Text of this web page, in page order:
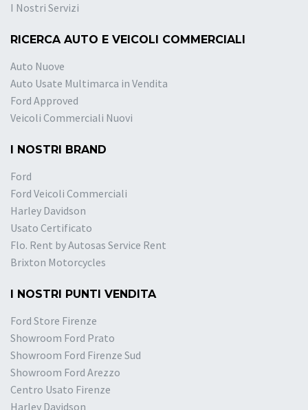
I Nostri Servizi
RICERCA AUTO E VEICOLI COMMERCIALI
Auto Nuove
Auto Usate Multimarca in Vendita
Ford Approved
Veicoli Commerciali Nuovi
I NOSTRI BRAND
Ford
Ford Veicoli Commerciali
Harley Davidson
Usato Certificato
Flo. Rent by Autosas Service Rent
Brixton Motorcycles
I NOSTRI PUNTI VENDITA
Ford Store Firenze
Showroom Ford Prato
Showroom Ford Firenze Sud
Showroom Ford Arezzo
Centro Usato Firenze
Harley Davidson